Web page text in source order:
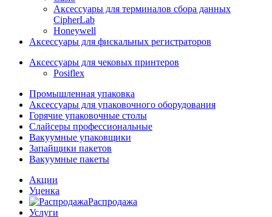
Аксессуары для терминалов сбора данных
CipherLab
Honeywell
Аксессуары для фискальных регистраторов
Аксессуары для чековых принтеров
Posiflex
Промышленная упаковка
Аксессуары для упаковочного оборудования
Горячие упаковочные столы
Слайсеры профессиональные
Вакуумные упаковщики
Запайщики пакетов
Вакуумные пакеты
Акции
Уценка
Распродажа
Услуги